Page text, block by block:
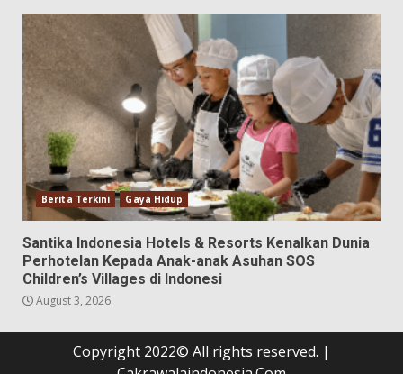
Berita Terkini Gaya Hidup
Santika Indonesia Hotels & Resorts Kenalkan Dunia
Perhotelan Kepada Anak-anak Asuhan SOS
Children’s Villages di Indonesi
August 3, 2026
Copyright 2022© All rights reserved. |